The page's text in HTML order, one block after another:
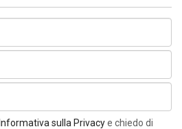
Informativa sulla Privacye chiedo di